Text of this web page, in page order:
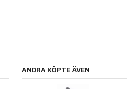
ANDRA KÖPTE ÄVEN